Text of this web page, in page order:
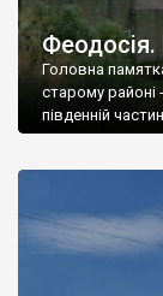
Головна
старому районі
південній